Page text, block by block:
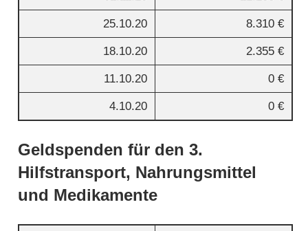
25.10.20 8.310 €
18.10.20 2.355 €
11.10.20 0 €
4.10.20 0 €
Geldspenden für den 3.
Hilfstransport, Nahrungsmittel
und Medikamente